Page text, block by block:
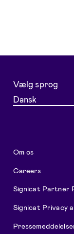
Vælg sprog
Dansk
Om os
Careers
Signicat Partner
Signicat Privacy